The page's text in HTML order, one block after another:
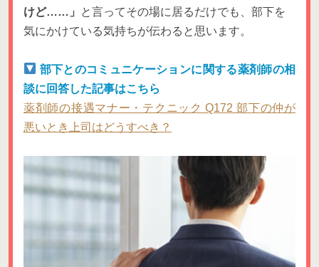
けど……」
と言ってその場に居るだけでも、部下を
気にかけている気持ちが伝わると思います。
部下とのコミュニケーションに関する薬剤師の相
談に回答した記事はこちら
薬剤師の接遇マナー・テクニック Q172 部下の仲が
悪いとき上司はどうすべき？